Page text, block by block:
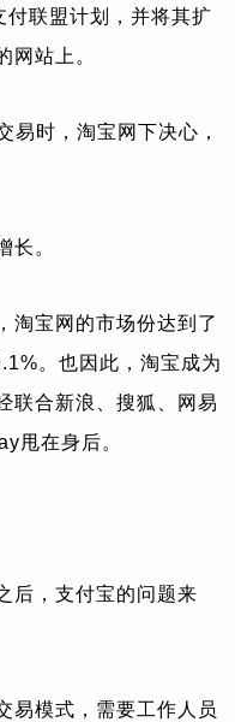
付联盟计划，并将其扩
网站上。
时，淘宝网下决心，
。
宝网的市场份达到了
。也因此，淘宝成为
联合新浪、搜狐、网易
甩在身后。
，支付宝的问题来
模式，需要工作人员